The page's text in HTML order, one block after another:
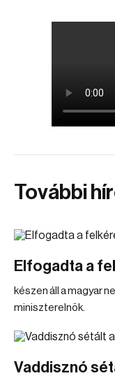
További
Elfogadta a
készen áll a magyar
miniszterelnök.
Vaddisznó